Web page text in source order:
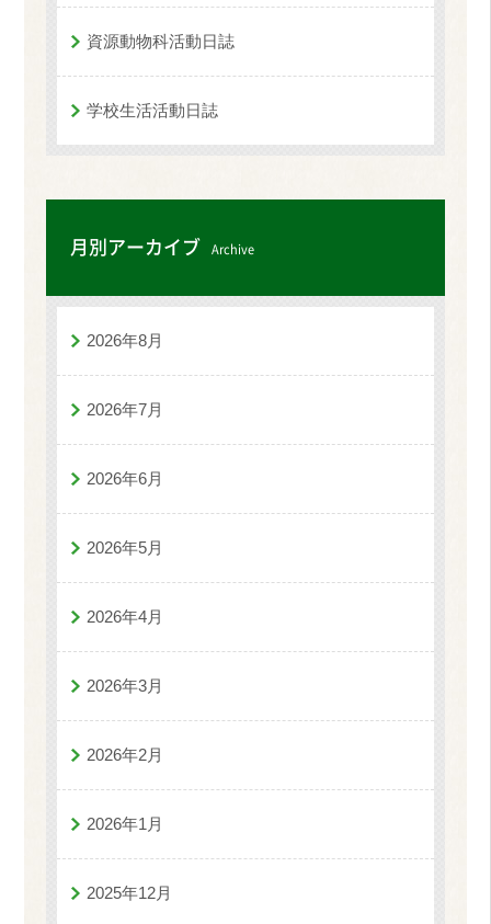
資源動物科活動日誌
学校生活活動日誌
月別アーカイブ Archive
2026年8月
2026年7月
2026年6月
2026年5月
2026年4月
2026年3月
2026年2月
2026年1月
2025年12月